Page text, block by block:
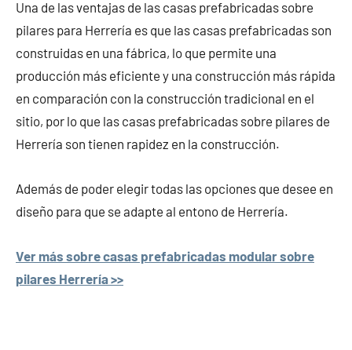
Una de las ventajas de las casas prefabricadas sobre
pilares para Herrería es que las casas prefabricadas son
construidas en una fábrica, lo que permite una
producción más eficiente y una construcción más rápida
en comparación con la construcción tradicional en el
sitio, por lo que las casas prefabricadas sobre pilares de
Herrería son tienen rapidez en la construcción.
Además de poder elegir todas las opciones que desee en
diseño para que se adapte al entono de Herrería.
Ver más sobre casas prefabricadas modular sobre
pilares Herrería >>